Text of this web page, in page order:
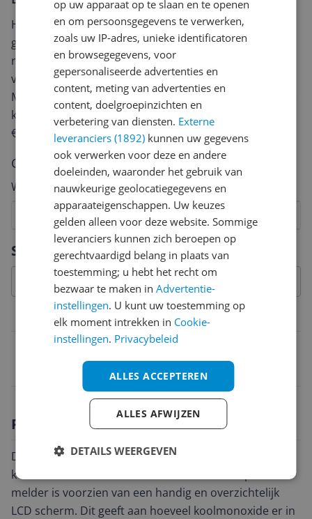
Specificaties
Belangrijkste kenmerken
8720256333654
Productomschrijving
De nieuwe en mooie X-Sense CO03D
koolmonoxidemelder is een uitstekende koop! Deze
melder is voorzien van een handig en overzichtelijk
LCD scherm. Dit geeft aan hoeveel koolmonoxide er in
Heb jij dit product in bezit en wil je graag je mening
geven? Start dan hieronder met het schrijven van je
review. Afhankelijk van de details duurt het schrijven
van een review gemiddeld tussen de 3 en 10 minuten.
Met jouw mening help je andere bezoekers een betere
keuze te maken én maak je iedere maand kans op
€250,-!
Klik hier voor de actievoorwaarden.
Cijfer
Welk cijfer geef jij dit product?
7
5
4
Vraag 1 van 4
op uw apparaat op te slaan en te openen
en om persoonsgegevens te verwerken,
zoals uw IP-adres, unieke identificatoren
en browsegegevens, voor
gepersonaliseerde advertenties en
content, meting van advertenties en
content, doelgroepinzichten en
verbetering van diensten. Externe
leveranciers (1892) kunnen uw gegevens
ook verwerken voor deze en andere
doeleinden, waaronder het gebruik van
nauwkeurige geolocatiegegevens en
apparaateigenschappen. Uw keuzes
gelden alleen voor deze website. Sommige
leveranciers kunnen zich beroepen op
gerechtvaardigd belang in plaats van
toestemming; u hebt het recht om
bezwaar te maken inAdvertentie-
instellingen. U kunt uw toestemming op
elk moment intrekken in Cookie-
instellingen. Privacybeleid
ALLES ACCEPTEREN
ALLES AFWIJZEN
DETAILS WEERGEVEN